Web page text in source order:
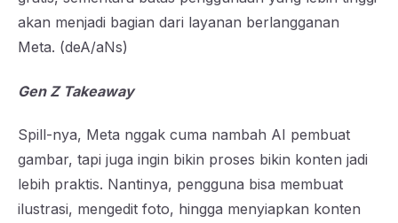
akan menjadi bagian dari layanan berlangganan
Meta. (deA/aNs)
Gen Z Takeaway
Spill-nya, Meta nggak cuma nambah AI pembuat
gambar, tapi juga ingin bikin proses bikin konten jadi
lebih praktis. Nantinya, pengguna bisa membuat
ilustrasi, mengedit foto, hingga menyiapkan konten